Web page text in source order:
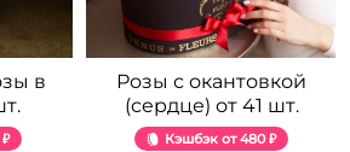
в
Розы с окантовкой
(сердце) от 41 шт.
Кэшбэк 480 ₽